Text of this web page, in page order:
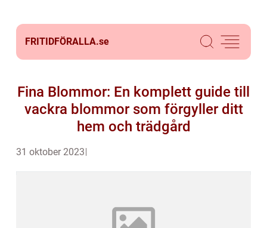
FRITIDFÖRALLA.se
Fina Blommor: En komplett guide till
vackra blommor som förgyller ditt
hem och trädgård
31 oktober 2023